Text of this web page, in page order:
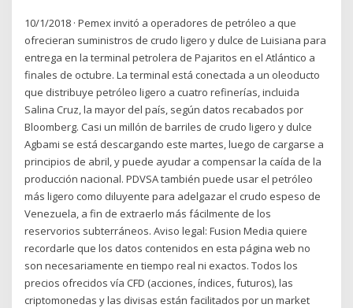
10/1/2018 · Pemex invitó a operadores de petróleo a que
ofrecieran suministros de crudo ligero y dulce de Luisiana para
entrega en la terminal petrolera de Pajaritos en el Atlántico a
finales de octubre. La terminal está conectada a un oleoducto
que distribuye petróleo ligero a cuatro refinerías, incluida
Salina Cruz, la mayor del país, según datos recabados por
Bloomberg. Casi un millón de barriles de crudo ligero y dulce
Agbami se está descargando este martes, luego de cargarse a
principios de abril, y puede ayudar a compensar la caída de la
producción nacional. PDVSA también puede usar el petróleo
más ligero como diluyente para adelgazar el crudo espeso de
Venezuela, a fin de extraerlo más fácilmente de los
reservorios subterráneos. Aviso legal: Fusion Media quiere
recordarle que los datos contenidos en esta página web no
son necesariamente en tiempo real ni exactos. Todos los
precios ofrecidos vía CFD (acciones, índices, futuros), las
criptomonedas y las divisas están facilitados por un market